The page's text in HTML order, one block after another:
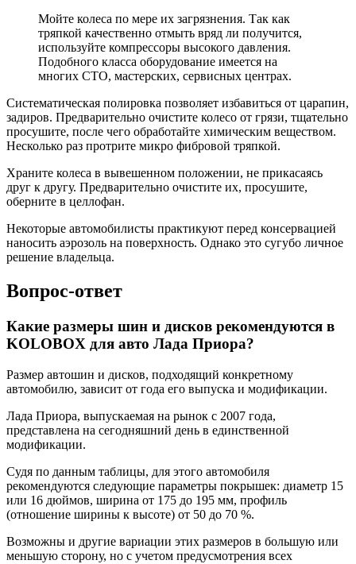
Мойте колеса по мере их загрязнения. Так как
тряпкой качественно отмыть вряд ли получится,
используйте компрессоры высокого давления.
Подобного класса оборудование имеется на
многих СТО, мастерских, сервисных центрах.
Систематическая полировка позволяет избавиться от царапин,
задиров. Предварительно очистите колесо от грязи, тщательно
просушите, после чего обработайте химическим веществом.
Несколько раз протрите микро фибровой тряпкой.
Храните колеса в вывешенном положении, не прикасаясь
друг к другу. Предварительно очистите их, просушите,
оберните в целлофан.
Некоторые автомобилисты практикуют перед консервацией
наносить аэрозоль на поверхность. Однако это сугубо личное
решение владельца.
Вопрос-ответ
Какие размеры шин и дисков рекомендуются в
KOLOBOX для авто Лада Приора?
Размер автошин и дисков, подходящий конкретному
автомобилю, зависит от года его выпуска и модификации.
Лада Приора, выпускаемая на рынок с 2007 года,
представлена на сегодняшний день в единственной
модификации.
Судя по данным таблицы, для этого автомобиля
рекомендуются следующие параметры покрышек: диаметр 15
или 16 дюймов, ширина от 175 до 195 мм, профиль
(отношение ширины к высоте) от 50 до 70 %.
Возможны и другие вариации этих размеров в большую или
меньшую сторону, но с учетом предусмотрения всех